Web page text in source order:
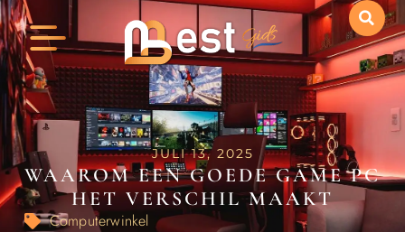
JULI 13, 2025
WAAROM EEN GOEDE GAME PC
HET VERSCHIL MAAKT
Computerwinkel